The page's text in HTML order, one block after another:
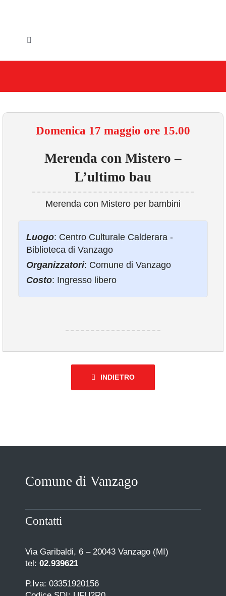
Toggle
IL COMUNE
AREE TEMATICHE
VIVERE VANZAGO
COMUNICAZIONE
Domenica 17 maggio ore 15.00
Merenda con Mistero –
L’ultimo bau
Merenda con Mistero per bambini
Luogo: Centro Culturale Calderara -
Biblioteca di Vanzago
Organizzatori: Comune di Vanzago
Costo: Ingresso libero
INDIETRO
Comune di Vanzago
Contatti
Via Garibaldi, 6 – 20043 Vanzago (MI)
tel: 02.939621
P.Iva: 03351920156